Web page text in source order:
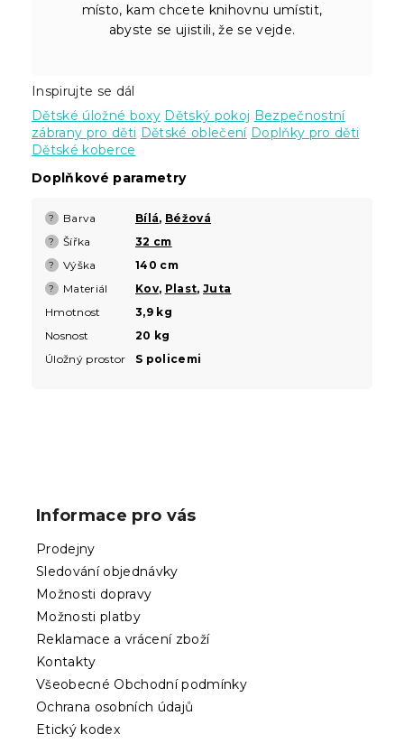
místo, kam chcete knihovnu umístit,
abyste se ujistili, že se vejde.
Inspirujte se dál
Dětské úložné boxy Dětský pokoj Bezpečnostní
zábrany pro děti Dětské oblečení Doplňky pro děti
Dětské koberce
Doplňkové parametry
? Barva Bílá, Béžová
? Šířka 32 cm
? Výška 140 cm
? Materiál Kov, Plast,Juta
Hmotnost
3,9 kg
Nosnost
20 kg
Úložný prostor
S policemi
Informace pro vás
Prodejny
Sledování objednávky
Možnosti dopravy
Možnosti platby
Reklamace a vrácení zboží
Kontakty
Všeobecné Obchodní podmínky
Ochrana osobních údajů
Etický kodex